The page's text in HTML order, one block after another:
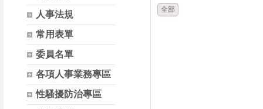
人事法規
常用表單
委員名單
各項人事業務專區
性騷擾防治專區
全部